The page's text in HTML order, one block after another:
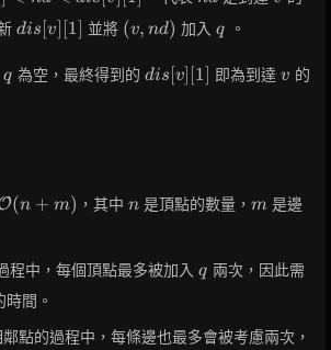
dis[v]
dis [v] [1] 並將 (v,
nd)
(v, nd) 加入 q
q 。
q
q 為空，最終得到的 dis[v]
dis [v] [1] 即為到達v
v 的
(n + m) ，其中 n
n是頂點的數量， m
m是邊
程中，每個頂點最多被加入 q
q 兩次，因此需
時間。
點的過程中，每條邊也最多會被考慮兩次，